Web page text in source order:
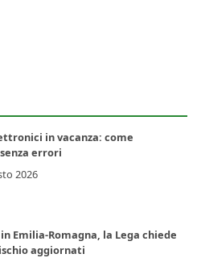
in vacanza: come
errori
2026
Emilia-Romagna, la Lega chiede
aggiornati